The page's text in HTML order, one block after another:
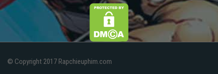
© Copyright 2017 Rapchieuphim.com